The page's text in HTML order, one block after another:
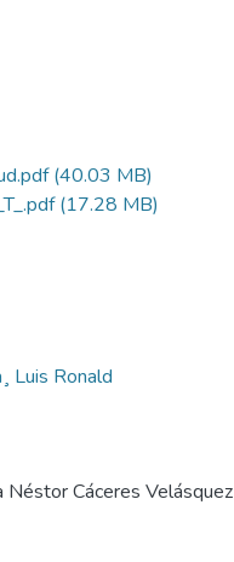
(40.03 MB)
(17.28 MB)
Luis Ronald
Néstor Cáceres Velásquez